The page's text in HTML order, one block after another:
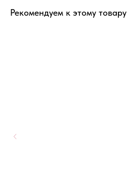
Рекомендуем к этому товару